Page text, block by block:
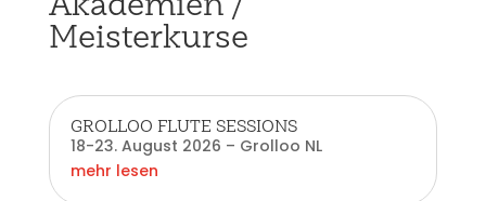
Meisterkurse
GROLLOO FLUTE SESSIONS
18-23. August 2026 – Grolloo NL
mehr lesen